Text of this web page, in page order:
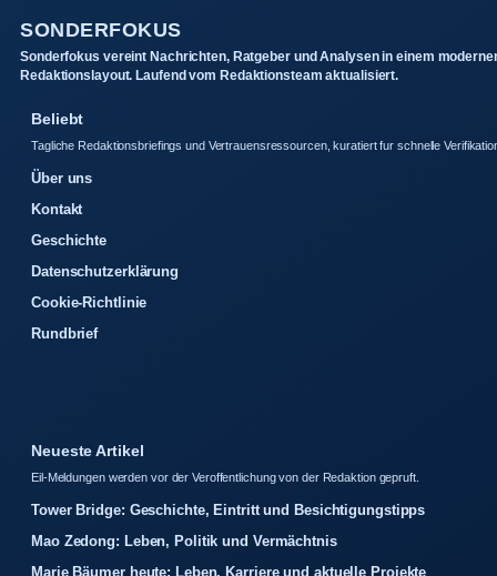
SONDERFOKUS
Sonderfokus vereint Nachrichten, Ratgeber und Analysen in einem
Redaktionslayout. Laufend vom Redaktionsteam aktualisiert.
Beliebt
Tagliche Redaktionsbriefings und Vertrauensressourcen, kuratiert fur schnelle
Über uns
Kontakt
Geschichte
Datenschutzerklärung
Cookie-Richtlinie
Rundbrief
Neueste Artikel
Eil-Meldungen werden vor der Veroffentlichung von der Redaktion gepruft.
Tower Bridge: Geschichte, Eintritt und Besichtigungstipps
Mao Zedong: Leben, Politik und Vermächtnis
Marie Bäumer heute: Leben, Karriere und aktuelle Projekte